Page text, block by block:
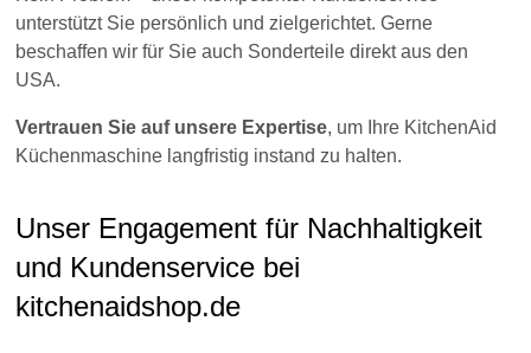
Maschine in Top-Form halten
bewährte und robuste Geräte, konzipiert für anspruchsvolle
private und professionelle Küchen. Mit den passenden
volle Leistung bringt – ganz gleich, ob im täglichen